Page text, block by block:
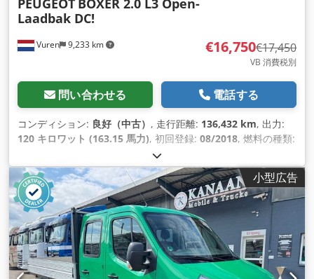
Vuren 9,233 km
PEUGEOT BOXER 2.0 L3 Open-
Laadbak DC!
€16,750€17,450
VB 消費税別
問い合わせる 電話する
コンディション: 良好（中古） , 走行距離: 136,432 km, 出力:
120 キロワット (163.15 馬力), 初回登録: 08/2018, 燃料の種類:
215/75R16
イールベース:4,040 mm, 燃料:ディーゼル, 色:白色, 運転席:
デイキャブ, 変速方式:機械式, ギア数:6, 排出クラス: ユーロ6 ,
サスペンション:その他, 座席数:7, 全長:6,650 mm, 全幅:
2,100 mm, 全高:2,350 mm, 荷室長:3,340 mm, 荷室幅:
2,030 mm, 荷室高:400 mm, 製造年:2018, 装備:
ABS（アン
チロック・ブレーキ・システム）, エアコン, セントラルロック,
トラクションコントロール, トレーラー連結装置, ナビゲーショ
ンシステム, ブルートゥース, 電動ウィンドウ調節, 電動ミラー,
小型広告